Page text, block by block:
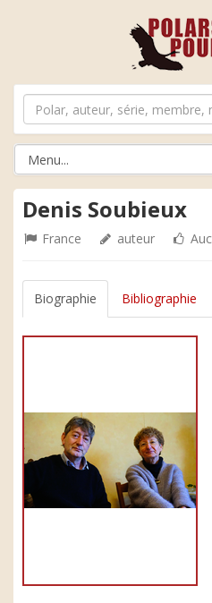
Denis Soubieux
France auteur
Biographie Bibliographie